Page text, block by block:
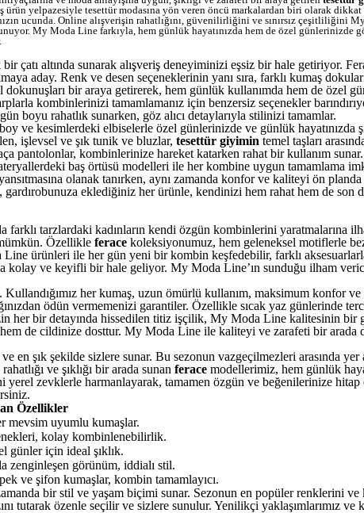
ürün yelpazesiyle tesettür modasına yön veren öncü markalardan biri olarak
ucunda. Online alışverişin rahatlığını, güvenilirliğini ve sınırsız
My Moda Line farkıyla, hem günlük hayatınızda hem de özel günlerinizde
bir çatı altında sunarak alışveriş deneyiminizi eşsiz bir hale getiriyor.
aday. Renk ve desen seçeneklerinin yanı sıra, farklı kumaş
dokunuşları bir araya getirerek, hem günlük kullanımda hem de özel
kombinlerinizi tamamlamanız için benzersiz seçenekler
boyu rahatlık sunarken, göz alıcı detaylarıyla stilinizi tamamlar.
ve kesimlerdeki elbiselerle özel günlerinizde ve günlük hayatınızda
işlevsel ve şık tunik ve bluzlar, tesettür giyimin temel taşları
pantolonlar, kombinlerinize hareket katarken rahat bir kullanım sunar.
baş örtüsü modelleri ile her kombine uygun tamamlama
olanak tanırken, aynı zamanda konfor ve kaliteyi ön
gardırobunuza eklediğiniz her ürünle, kendinizi hem rahat hem de
tarzlardaki kadınların kendi özgün kombinlerini yaratmalarına
Özellikle ferace koleksiyonumuz, hem geleneksel motiflerle
ürünleri ile her gün yeni bir kombin keşfedebilir, farklı
kolay ve keyifli bir hale geliyor. My Moda Line’ın sunduğu ilham verici
her kumaş, uzun ömürlü kullanım, maksimum konfor
ödün vermemenizi garantiler. Özellikle sıcak yaz günlerinde
her bir detayında hissedilen titiz işçilik, My Moda Line kalitesinin bir
de cildinize dosttur. My Moda Line ile kaliteyi ve zarafeti bir arada
ve en şık şekilde sizlere sunar. Bu sezonun vazgeçilmezleri arasında
ve şıklığı bir arada sunan ferace modellerimiz, hem günlük
zevklerle harmanlayarak, tamamen özgün ve beğenilerinize
Özellikler
mevsim uyumlu kumaşlar.
kolay kombinlenebilirlik.
günler için ideal şıklık.
zenginleşen görünüm, iddialı stil.
ve şifon kumaşlar, kombin tamamlayıcı.
bir stil ve yaşam biçimi sunar. Sezonun en popüler renklerini ve
tutarak özenle seçilir ve sizlere sunulur. Yenilikçi yaklaşımlarımız